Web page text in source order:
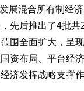
展混合所有制经
先后推出了4批
围全面扩大，呈
资布局、平台经
济发挥战略支撑